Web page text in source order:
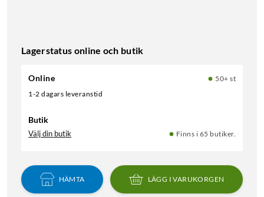
Lagerstatus online och butik
Online
50+ st
1-2 dagars leveranstid
Butik
Välj din butik Finns i 65 butiker.
HÄMTA LÄGG I VARUKORGEN